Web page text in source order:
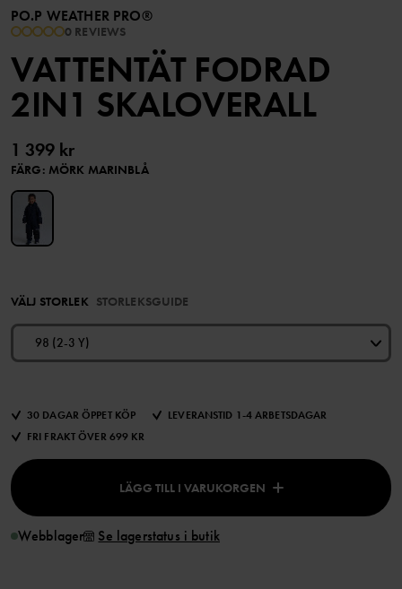
PO.P WEATHER PRO®
0 REVIEWS
VATTENTÄT FODRAD
2IN1 SKALOVERALL
1 399 kr
FÄRG: MÖRK MARINBLÅ
VÄLJ STORLEK STORLEKSGUIDE
98 (2-3 Y)
30 DAGAR ÖPPET KÖP
LEVERANSTID 1-4 ARBETSDAGAR
FRI FRAKT ÖVER 699 KR
LÄGG TILL I VARUKORGEN
Webblager Se lagerstatus i butik